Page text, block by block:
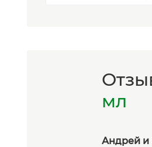
мл
Андрей и